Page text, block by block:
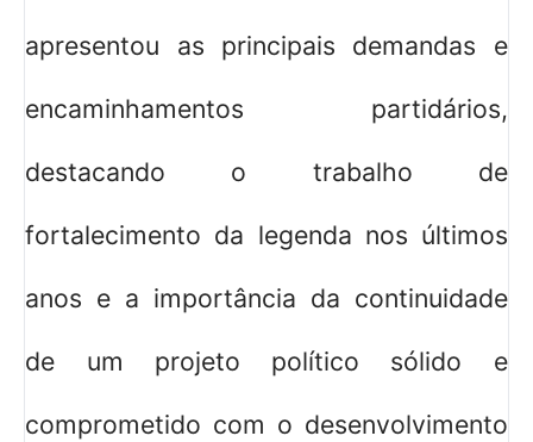
apresentou as principais demandas e
encaminhamentos partidários,
destacando o trabalho de
fortalecimento da legenda nos últimos
anos e a importância da continuidade
de um projeto político sólido e
comprometido com o desenvolvimento